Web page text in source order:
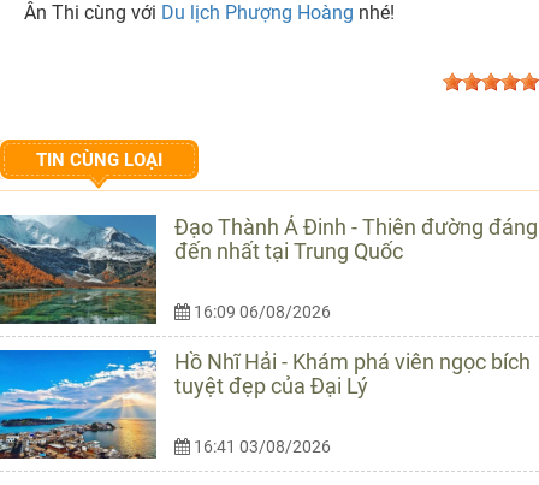
Ân Thi cùng với Du lịch Phượng Hoàng nhé!
TIN CÙNG LOẠI
Đạo Thành Á Đinh - Thiên đường đáng
đến nhất tại Trung Quốc
16:09 06/08/2026
Hồ Nhĩ Hải - Khám phá viên ngọc bích
tuyệt đẹp của Đại Lý
16:41 03/08/2026